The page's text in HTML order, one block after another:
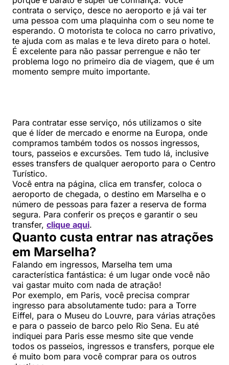
contrata o serviço, desce no aeroporto e já vai ter
uma pessoa com uma plaquinha com o seu nome te
esperando. O motorista te coloca no carro privativo,
te ajuda com as malas e te leva direto para o hotel.
É excelente para não passar perrengue e não ter
problema logo no primeiro dia de viagem, que é um
momento sempre muito importante.
Para contratar esse serviço, nós utilizamos o site
que é líder de mercado e enorme na Europa, onde
compramos também todos os nossos ingressos,
tours, passeios e excursões. Tem tudo lá, inclusive
esses transfers de qualquer aeroporto para o Centro
Turístico.
Você entra na página, clica em transfer, coloca o
aeroporto de chegada, o destino em Marselha e o
número de pessoas para fazer a reserva de forma
segura. Para conferir os preços e garantir o seu
transfer, clique aqui.
Quanto custa entrar nas atrações
em Marselha?
Falando em ingressos, Marselha tem uma
característica fantástica: é um lugar onde você não
vai gastar muito com nada de atração!
Por exemplo, em Paris, você precisa comprar
ingresso para absolutamente tudo: para a Torre
Eiffel, para o Museu do Louvre, para várias atrações
e para o passeio de barco pelo Rio Sena. Eu até
indiquei para Paris esse mesmo site que vende
todos os passeios, ingressos e transfers, porque ele
é muito bom para você comprar para os outros